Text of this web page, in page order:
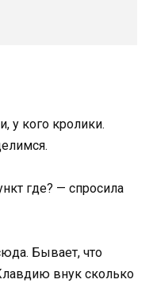
у кого кролики.
где? — спросила
Бывает, что
внук сколько